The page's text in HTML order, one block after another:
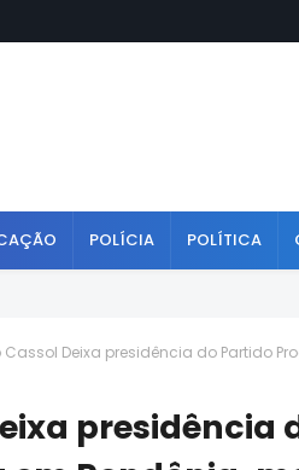
POLÍCIA POLÍTICA
Cassol Deixa presidência do Partido
presidência